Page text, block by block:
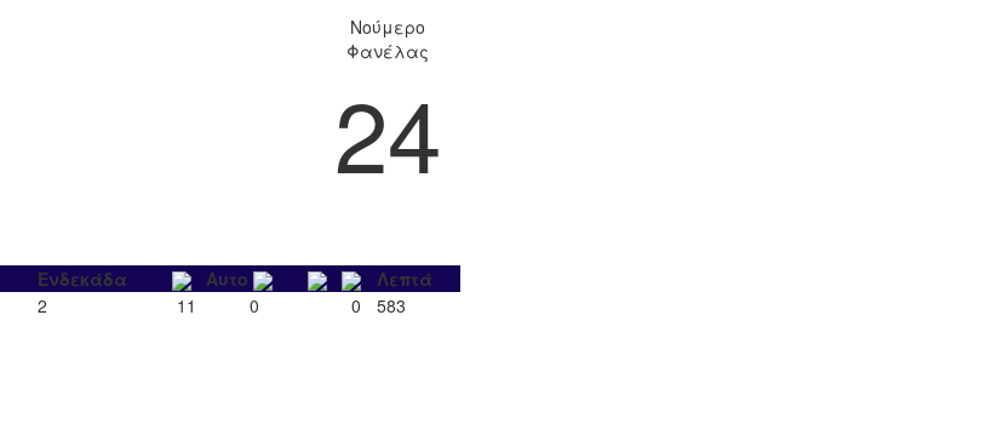
Νούμερο
Φανέλας
24
Ενδεκάδα Αυτο
Λεπτά
2 11 0 0 583